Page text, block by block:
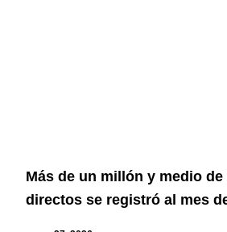
Más de un millón y medio
directos se registró al mes